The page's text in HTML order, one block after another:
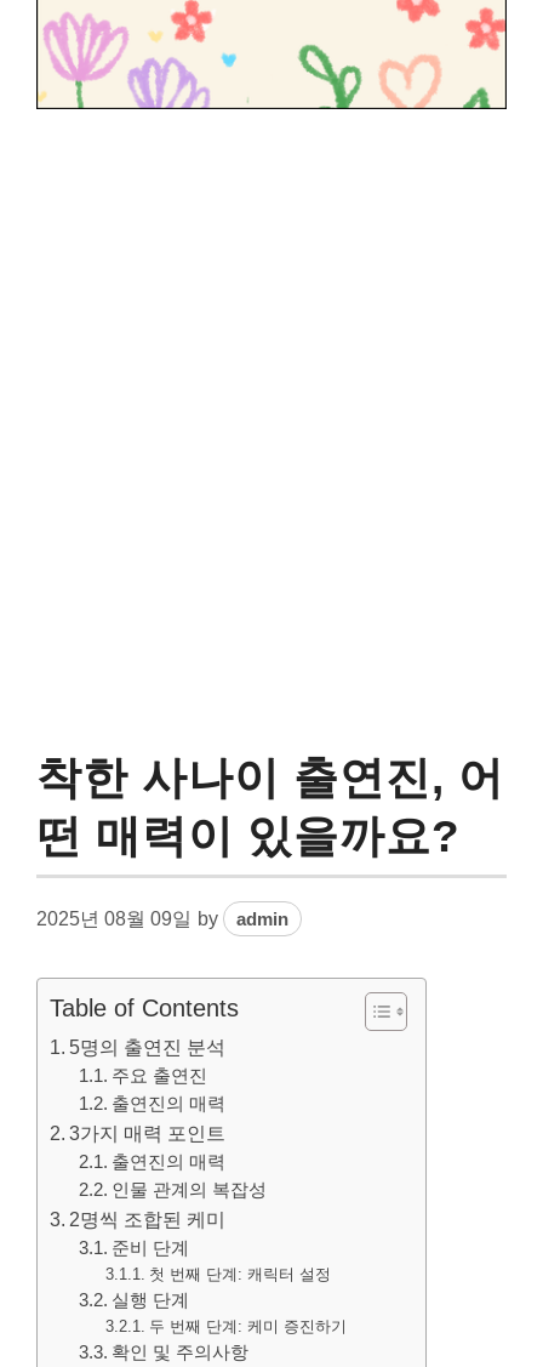
착한 사나이 출연진, 어
떤 매력이 있을까요?
2025년 08월 09일 by admin
Table of Contents
5명의 출연진 분석
주요 출연진
출연진의 매력
3가지 매력 포인트
출연진의 매력
인물 관계의 복잡성
2명씩 조합된 케미
준비 단계
첫 번째 단계: 캐릭터 설정
실행 단계
두 번째 단계: 케미 증진하기
확인 및 주의사항